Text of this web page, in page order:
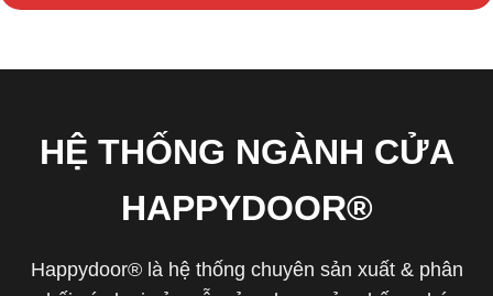
HỆ THỐNG NGÀNH CỬA
HAPPYDOOR®
Happydoor® là hệ thống chuyên sản xuất & phân